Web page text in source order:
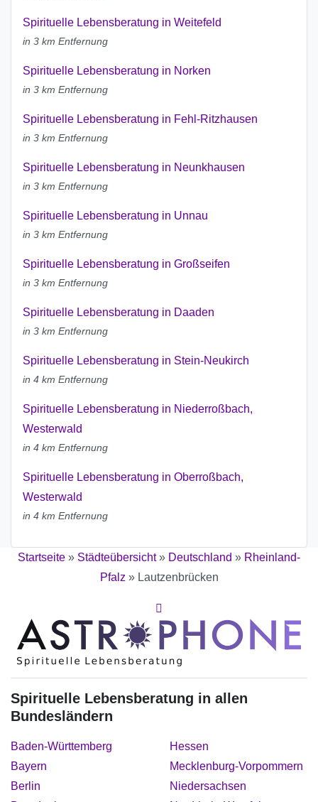
Spirituelle Lebensberatung in Weitefeld
in 3 km Entfernung
Spirituelle Lebensberatung in Norken
in 3 km Entfernung
Spirituelle Lebensberatung in Fehl-Ritzhausen
in 3 km Entfernung
Spirituelle Lebensberatung in Neunkhausen
in 3 km Entfernung
Spirituelle Lebensberatung in Unnau
in 3 km Entfernung
Spirituelle Lebensberatung in Großseifen
in 3 km Entfernung
Spirituelle Lebensberatung in Daaden
in 3 km Entfernung
Spirituelle Lebensberatung in Stein-Neukirch
in 4 km Entfernung
Spirituelle Lebensberatung in Niederroßbach,
Westerwald
in 4 km Entfernung
Spirituelle Lebensberatung in Oberroßbach,
Westerwald
in 4 km Entfernung
Startseite » Städteübersicht» Deutschland » Rheinland-
Pfalz» Lautzenbrücken
Spirituelle Lebensberatung in allen
Bundesländern
Baden-Württemberg
Bayern
Berlin
Hessen
Mecklenburg-Vorpommern
Niedersachsen